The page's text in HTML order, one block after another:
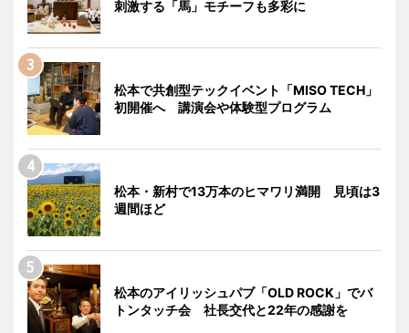
刺激する「馬」モチーフも多彩に
松本で共創型テックイベント「MISO TECH」
初開催へ 講演会や体験型プログラム
松本・新村で13万本のヒマワリ満開 見頃は3
週間ほど
松本のアイリッシュパブ「OLD ROCK」でバ
トンタッチ会 社長交代と22年の感謝を